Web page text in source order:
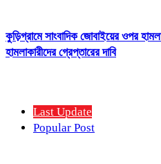
কুড়িগ্রামে সাংবাদিক জোবাইয়ের ওপর
হামলাকারীদের গ্রেপ্তারের দাবি
Last Update
Popular Post